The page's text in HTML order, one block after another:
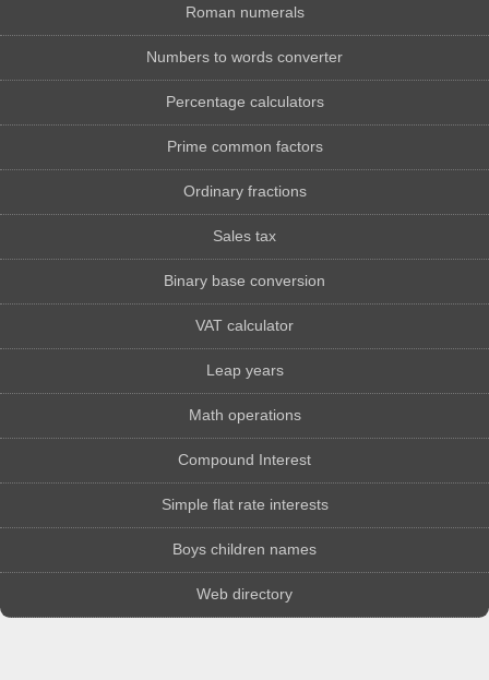
Roman numerals
Numbers to words converter
Percentage calculators
Prime common factors
Ordinary fractions
Sales tax
Binary base conversion
VAT calculator
Leap years
Math operations
Compound Interest
Simple flat rate interests
Boys children names
Web directory